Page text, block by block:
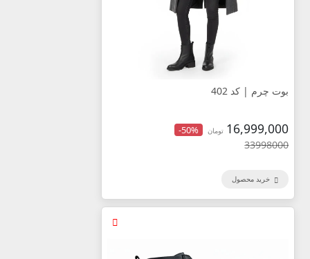
بوت چرم | کد 402
16,999,000 تومان -50%
33998000
خرید محصول